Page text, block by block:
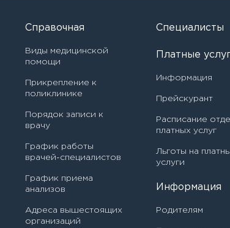
Справочная
Виды медицинской
помощи
Прикрепление к
поликлинике
Порядок записи к
врачу
График работы
врачей-специалистов
График приема
анализов
Адреса вышестоящих
организаций
Специалисты
Платные
Информация
Прейскурант
Расписание
платных услуг
Льготы на
услуги
Информация
Родителям
Акбаева София Казбековна
Алиева Патимат
Алфёрова Алена Павловна
Амяго Алевтина Юрьевна
Ананичева Екатерина
Владимировна
Врач - детский кардиолог
Врач - детский уролог-андролог
Врач - детский хирург
Врач по лечебной физкультуре
Врач ультразвуковой
Врач функциональной
Я даю согласие наобработку персональных
обработку персональных данных